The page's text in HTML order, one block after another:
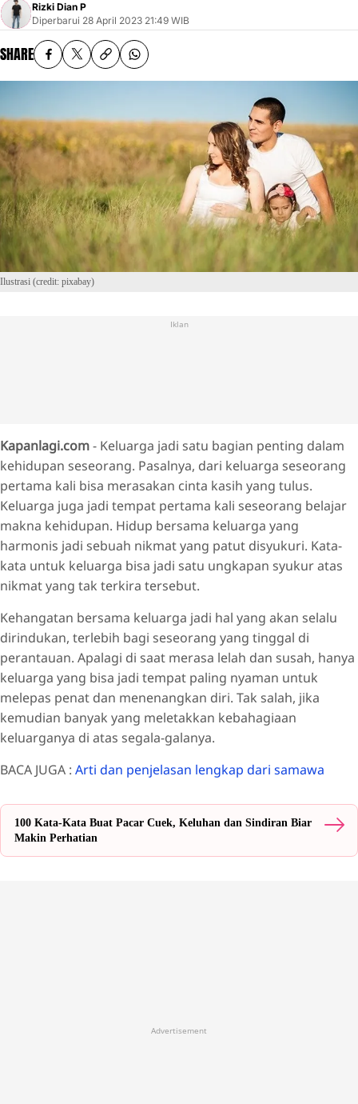
Rizki Dian P
Diperbarui 28 April 2023 21:49 WIB
SHARE
Ilustrasi (credit: pixabay)
Iklan
Kapanlagi.com- Keluarga jadi satu bagian penting dalam
kehidupan seseorang. Pasalnya, dari keluarga seseorang
pertama kali bisa merasakan cinta kasih yang tulus.
Keluarga juga jadi tempat pertama kali seseorang belajar
makna kehidupan. Hidup bersama keluarga yang
harmonis jadi sebuah nikmat yang patut disyukuri. Kata-
kata untuk keluarga bisa jadi satu ungkapan syukur atas
nikmat yang tak terkira tersebut.
Kehangatan bersama keluarga jadi hal yang akan selalu
dirindukan, terlebih bagi seseorang yang tinggal di
perantauan. Apalagi di saat merasa lelah dan susah, hanya
keluarga yang bisa jadi tempat paling nyaman untuk
melepas penat dan menenangkan diri. Tak salah, jika
kemudian banyak yang meletakkan kebahagiaan
keluarganya di atas segala-galanya.
BACA JUGA : Arti dan penjelasan lengkap dari samawa
100 Kata-Kata Buat Pacar Cuek, Keluhan dan Sindiran Biar
Makin Perhatian
Advertisement